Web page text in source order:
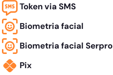
Token via SMS
Biometria facial
Biometria facial Serpro
Pix